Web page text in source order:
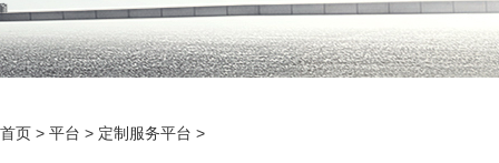
首页 > 平台 > 定制服务平台 >